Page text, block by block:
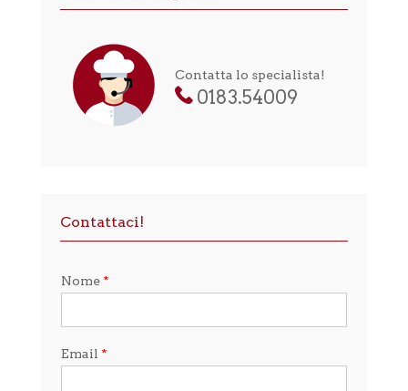
Contatta lo specialista!
0183.54009
Contattaci!
Nome *
Email *